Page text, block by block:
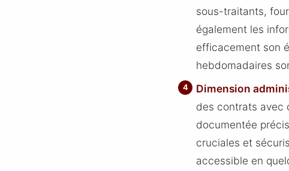
sous-traitants,
également les
efficacement son
hebdomadaires
Dimension
des contrats avec
documentée
cruciales et
accessible en